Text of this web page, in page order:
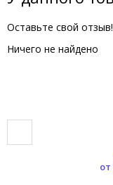
Оставьте свой отзыв!
Ничего не найдено